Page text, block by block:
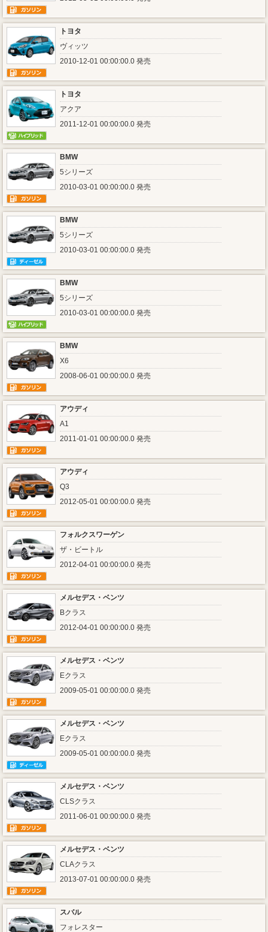
トヨタ
ヴィッツ
2010-12-01 00:00:00.0 発売
トヨタ
アクア
2011-12-01 00:00:00.0 発売
BMW
5シリーズ
2010-03-01 00:00:00.0 発売
BMW
5シリーズ
2010-03-01 00:00:00.0 発売
BMW
5シリーズ
2010-03-01 00:00:00.0 発売
BMW
X6
2008-06-01 00:00:00.0 発売
アウディ
A1
2011-01-01 00:00:00.0 発売
アウディ
Q3
2012-05-01 00:00:00.0 発売
フォルクスワーゲン
ザ・ビートル
2012-04-01 00:00:00.0 発売
メルセデス・ベンツ
Bクラス
2012-04-01 00:00:00.0 発売
メルセデス・ベンツ
Eクラス
2009-05-01 00:00:00.0 発売
メルセデス・ベンツ
Eクラス
2009-05-01 00:00:00.0 発売
メルセデス・ベンツ
CLSクラス
2011-06-01 00:00:00.0 発売
メルセデス・ベンツ
CLAクラス
2013-07-01 00:00:00.0 発売
スバル
フォレスター